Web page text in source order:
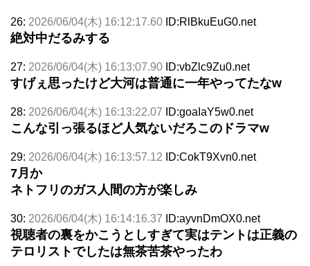
26: 2026/06/04(木) 16:12:17.60 ID:RlBkuEuG0.net
絶対中だるみする
27: 2026/06/04(木) 16:13:07.90 ID:vbZlc9Zu0.net
すげぇ思ったけど大河は普通に一年やってたなw
28: 2026/06/04(木) 16:13:22.07 ID:goaIaY5w0.net
こんな引っ張るほど人気ないだろこのドラマw
29: 2026/06/04(木) 16:13:57.12 ID:CokT9Xvn0.net
7月か
ネトフリのガス人間の方が楽しみ
30: 2026/06/04(木) 16:14:16.37 ID:ayvnDmOX0.net
視聴者の裏をかこうとしすぎて実はテントは正義の
テロリストでしたは無茶苦茶やったわ